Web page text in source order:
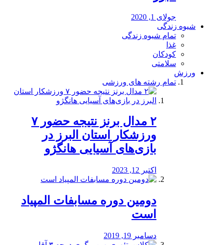
جولای 1, 2020
شیوه زندگی
تمام شیوه زندگی
غذا
کودکان
سلامتی
ورزش
تمام رشته های ورزشی
۲ مدال برنز نتیجه حضور ۷
ورزشکار استان البرز در
بازی‌های آسیایی هانگژو
اکتبر 12, 2023
دومین دوره مسابفات المپیاد
است
دسامبر 19, 2019